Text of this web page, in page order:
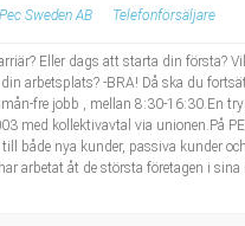
Pec Sweden AB Telefonförsäljare
Eller dags att starta din första?
arbetsplats? -BRA! Då ska du
fre jobb , mellan 8:30-16:30.En
med kollektivavtal via unionen.På
både nya kunder, passiva kunder
arbetat åt de största företagen i sina